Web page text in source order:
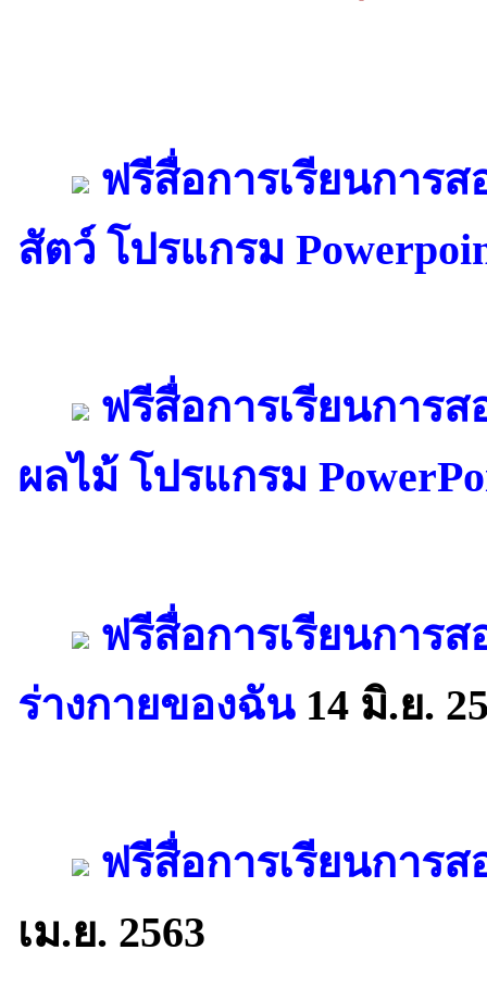
ฟรีสื่อการเรียนการ
สัตว์ โปรแกรม
ฟรีสื่อการเรียนการ
ผลไม้ โปรแกรม
ฟรีสื่อการเรียนการ
ร่างกายของฉัน14 มิ.ย.
ฟรีสื่อการเรียนการ
เม.ย. 2563